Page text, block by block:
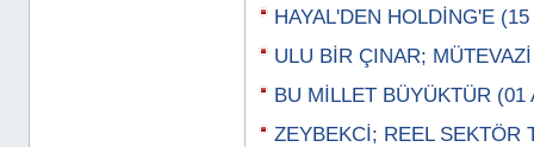
HAYAL'DEN HOLDİNG'E (15
ULU BİR ÇINAR;
BU MİLLET BÜYÜKTÜR (01
ZEYBEKCİ; REEL SEKTÖR